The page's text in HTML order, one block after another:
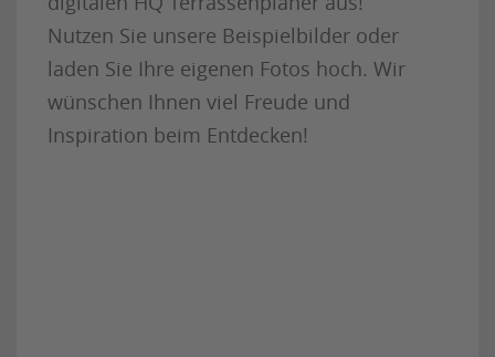
Nutzen Sie unsere Beispielbilder oder
laden Sie Ihre eigenen Fotos hoch. Wir
wünschen Ihnen viel Freude und
Inspiration beim Entdecken!